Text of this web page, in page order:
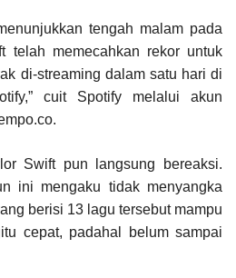
tengah malam pada
telah memecahkan rekor untuk
di-streaming dalam satu hari di
cuit Spotify melalui akun
Swift pun langsung bereaksi.
ini mengaku tidak menyangka
berisi 13 lagu tersebut mampu
cepat, padahal belum sampai